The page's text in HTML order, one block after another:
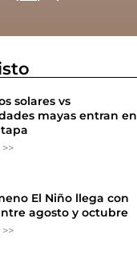
solares vs
mayas entran en
El Niño llega con
agosto y octubre